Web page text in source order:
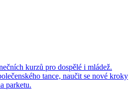
kurzů pro dospělé i mládež.
tance, naučit se nové kroky
parketu.